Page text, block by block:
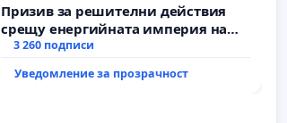
Призив за решителни действия
срещу енергийната империя на
Христо Ковачки!
3 260 подписи
Уведомление за прозрачност